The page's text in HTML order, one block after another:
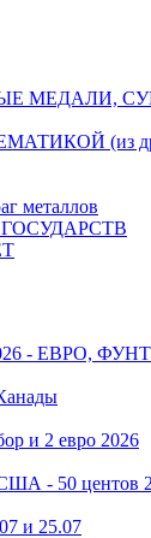
МЕДАЛИ,
(из
металлов
- ЕВРО,
и 2 евро 2026
- 50 центов
и 25.07